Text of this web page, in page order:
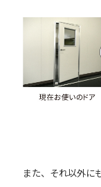
また、それ以外に